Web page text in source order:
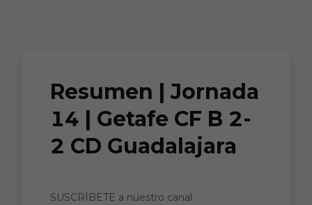
Resumen | Jornada
14 | Getafe CF B 2-
2 CD Guadalajara
SUSCRÍBETE a nuestro canal